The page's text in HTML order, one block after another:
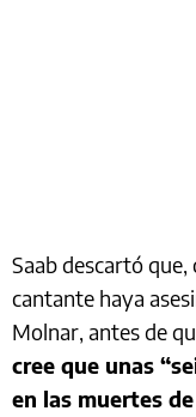
Saab descartó que,
cantante haya
Molnar, antes de
cree que unas
en las muertes